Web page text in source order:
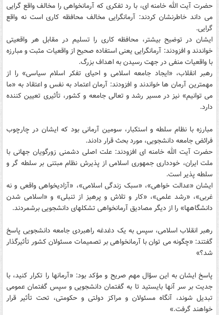
حضرت آیت الله خامنه ای، با رد تفکری که آرمانخواهی را مخالف واقع گرایی
می داند خاطرنشان کردند: آرمانگرایی مخالف محافظه کاری است نه واقع
گرایی.
ایشان در توضیح بیشتر، محافظه کاری را تسلیم در مقابل هر واقعیتی
خواندند و افزودند: آرمانگرایی یعنی استفاده صحیح از واقعیات مثبت و مبارزه
با واقعیات منفی در جهت رسیدن به اهداف بزرگ.
رهبر انقلاب، «ایجاد جامعه اسلامی و احیای تفکر اسلام سیاسی» را از
مهمترین آرمان ها خواندند و افزودند: آرمان اعتماد به نفس و اعتقاد به «ما
می توانیم» نیز در مسیر رشد و تعالی جامعه و کشور، تأثیری تعیین کننده
دارد.
مبارزه با نظام سلطه و استکبار، سومین آرمانی بود که ایشان در چارچوب
فرائض جامعه دانشجویی، مورد بحث قرار دادند.
حضرت آیت الله خامنه ای افزودند: علت اصلی دشمنی زورگویان جهانی با
ملت ایران، خودداری جمهوری اسلامی از پذیرش نظام مبتنی بر سلطه گر و
سلطه پذیر است.
ایشان «عدالت خواهی»، «سبک زندگی اسلامی»، «آزادیخواهی واقعی و نه
غربی»، «رشد علمی»، «کار و تلاش و پرهیز از تنبلی» و «اسلامی شدن
دانشگاهها» را از دیگر مصادیق آرمانخواهی تشکلهای دانشجویی برشمردند.
رهبر انقلاب اسلامی، سپس به یک دغدغه راهبردی جامعه دانشجویی پاسخ
گفتند: «چگونه می توان با آرمانخواهی بر تصمیمات مسئولان کشور تأثیرگذار
شد؟»
پاسخ ایشان به این سؤال مهم صریح و مؤکد بود: «آرمانها را تکرار کنید، با
جدیت بر سر آنها بایستید تا به گفتمان دانشجویی و سپس گفتمان عمومی
تبدیل شوند، آنگاه مسئولان و مراکز دولتی و حکومتی، تحت تأثیر قرار
خواهند گرفت.»